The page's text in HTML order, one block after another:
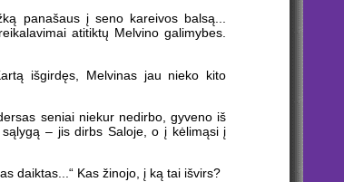
panašaus į seno kareivos balsą...
atitiktų Melvino galimybes.
išgirdęs, Melvinas jau nieko kito
seniai niekur nedirbo, gyveno iš
– jis dirbs Saloje, o į kėlimąsi į
daiktas...“ Kas žinojo, į ką tai išvirs?